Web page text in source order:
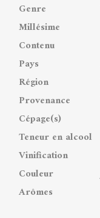
quantity
Genre
Millésime
Contenu
Pays
Région
Provenance
Cépage(s)
Teneur en alcool
Vinification
Couleur
Arômes